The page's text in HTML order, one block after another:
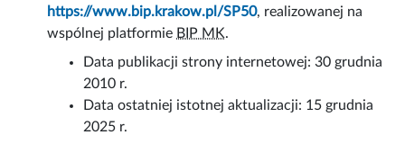
https://www.bip.krakow.pl/SP50, realizowanej na
wspólnej platformie BIP MK.
Data publikacji strony internetowej:30 grudnia
2010 r.
Data ostatniej istotnej aktualizacji: 15 grudnia
2025 r.